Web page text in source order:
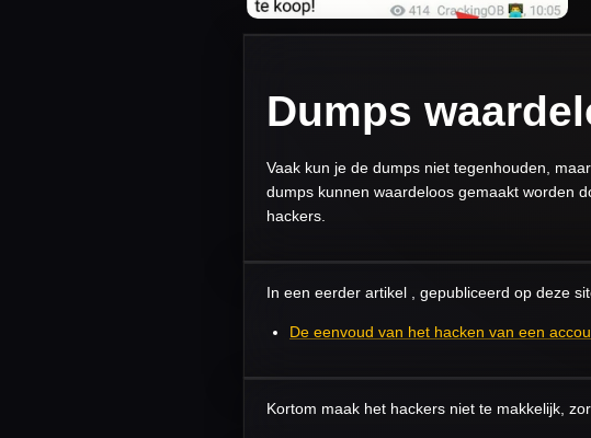
Dumps
Vaak kun je de dumps niet tegenhouden,
dumps kunnen waardeloos gemaakt worden
hackers.
In een eerder artikel , gepubliceerd op deze
De eenvoud van het hacken van een
Kortom maak het hackers niet te makkelijk,